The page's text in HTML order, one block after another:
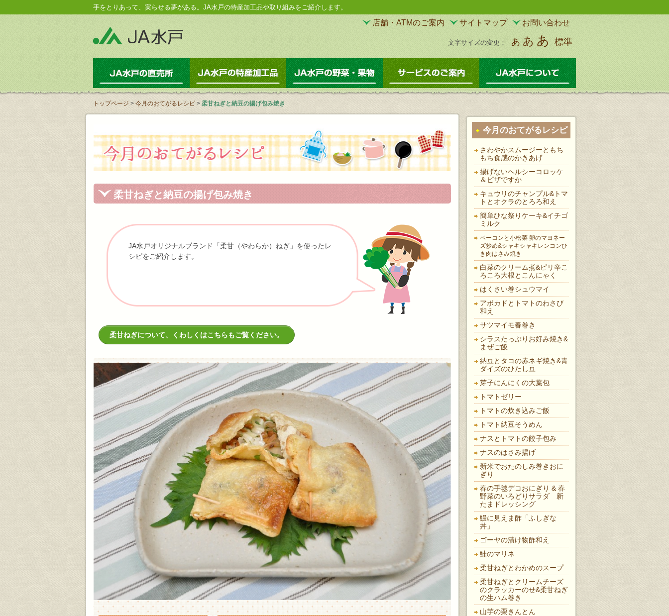
手をとりあって、実らせる夢がある。JA水戸の特産加工品や取り組みをご紹介します。
お問い合わせ
サイトマップ
店舗・ATMのご案内
あ あ あ 標準
文字サイズの変更：
JA水戸の直売所 JA水戸の特産加工品 JA水戸の野菜・果物 サービスのご案内 JA水戸について
トップページ > 今月のおてがるレシピ > 柔甘ねぎと納豆の揚げ包み焼き
柔甘ねぎと納豆の揚げ包み焼き
JA水戸オリジナルブランド「柔甘（やわらか）ねぎ」を使ったレ
シピをご紹介します。
柔甘ねぎについて、くわしくはこちらもご覧ください。
今月のおてがるレシピ
さわやかスムージーともち
もち食感のかきあげ
揚げないヘルシーコロッケ
＆ピザですか
キュウリのチャンプル&トマ
トとオクラのとろろ和え
簡単ひな祭りケーキ&イチゴ
ミルク
ベーコンと小松菜 卵のマヨネー
ズ炒め&シャキシャキレンコンひ
き肉はさみ焼き
白菜のクリーム煮&ピリ辛こ
ろころ大根とこんにゃく
はくさい巻シュウマイ
アボカドとトマトのわさび
和え
サツマイモ春巻き
シラスたっぷりお好み焼き&
まぜご飯
納豆とタコの赤ネギ焼き&青
ダイズのひたし豆
芽子にんにくの大葉包
トマトゼリー
トマトの炊き込みご飯
トマト納豆そうめん
ナスとトマトの餃子包み
ナスのはさみ揚げ
新米でおたのしみ巻きおに
ぎり
春の手毬デコおにぎり & 春
野菜のいろどりサラダ 新
たまドレッシング
鰻に見えま酢「ふしぎな
丼」
ゴーヤの漬け物酢和え
鮭のマリネ
柔甘ねぎとわかめのスープ
柔甘ねぎとクリームチーズ
のクラッカーのせ&柔甘ねぎ
の生ハム巻き
山芋の栗きんとん